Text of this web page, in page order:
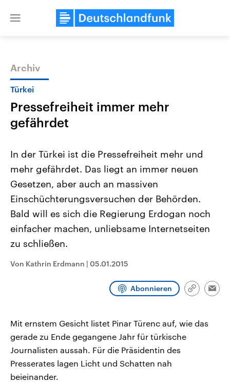
Close
Themen
Landtagswahl Sachsen-Anhalt
2026
Alle Informationen
Sachsen-Anhalt wählt am 6.
September 2026 einen neuen
Landtag. Seit 2021 wird das
Bundesland von einer Koalition aus
Umfragen, Prognosen,
und Hintergründe zu den Parteien
und Kandidaten der anstehenden
USA
Aktuelle Beiträge,
Hintergründe
Wirtschaftlich und
gehören die Vereinigten
den mächtigsten Ländern
mit großem Einfluss auf
Sendungen Programm
Archiv
Türkei
Pressefreiheit immer mehr
gefährdet
In der Türkei ist die Pressefreiheit mehr und
mehr gefährdet. Das liegt an immer neuen
Gesetzen, aber auch an massiven
Einschüchterungsversuchen der Behörden.
Bald will es sich die Regierung Erdogan noch
einfacher machen, unliebsame Internetseiten
zu schließen.
Von Kathrin Erdmann | 05.01.2015
Abonnieren
Link
Mit ernstem Gesicht listet Pinar Türenc auf, wie das
gerade zu Ende gegangene Jahr für türkische
Journalisten aussah. Für die Präsidentin des
Presserates lagen Licht und Schatten nah
beieinander.